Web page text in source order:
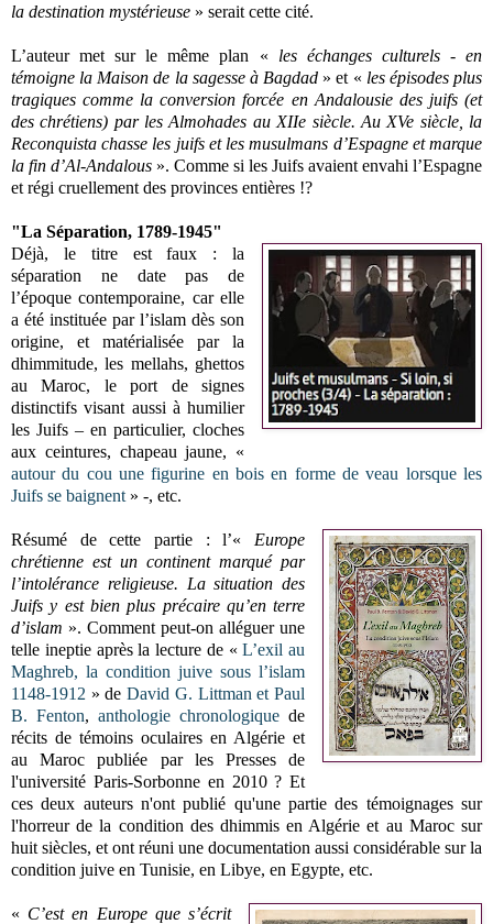
la destination mystérieuse » serait cette cité.
L’auteur met sur le même plan « les échanges culturels - en
témoigne la Maison de la sagesse à Bagdad » et « les épisodes plus
tragiques comme la conversion forcée en Andalousie des juifs (et
des chrétiens) par les Almohades au XIIe siècle. Au XVe siècle, la
Reconquista chasse les juifs et les musulmans d’Espagne et marque
la fin d’Al-Andalous ». Comme si les Juifs avaient envahi l’Espagne
et régi cruellement des provinces entières !?
"La Séparation, 1789-1945"
Déjà, le titre est faux : la
séparation ne date pas de
l’époque contemporaine, car elle
a été instituée par l’islam dès son
origine, et matérialisée par la
dhimmitude, les mellahs, ghettos
au Maroc, le port de signes
distinctifs visant aussi à humilier
les Juifs – en particulier, cloches
aux ceintures, chapeau jaune, «
autour du cou une figurine en bois en forme de veau lorsque les
Juifs se baignent » -, etc.
Résumé de cette partie : l’« Europe
chrétienne est un continent marqué par
l’intolérance religieuse. La situation des
Juifs y est bien plus précaire qu’en terre
d’islam ». Comment peut-on alléguer une
telle ineptie après la lecture de «L’exil au
Maghreb, la condition juive sous l’islam
1148-1912 » deDavid G. Littman et Paul
B. Fenton,anthologie chronologique de
récits de témoins oculaires en Algérie et
au Maroc publiée par les Presses de
l'université Paris-Sorbonne en 2010 ? Et
ces deux auteurs n'ont publié qu'une partie des témoignages sur
l'horreur de la condition des dhimmis en Algérie et au Maroc sur
huit siècles, et ont réuni une documentation aussi considérable sur la
condition juive en Tunisie, en Libye, en Egypte, etc.
« C’est en Europe que s’écrit